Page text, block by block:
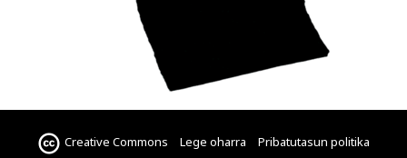
Creative Commons Lege oharra Pribatutasun politika